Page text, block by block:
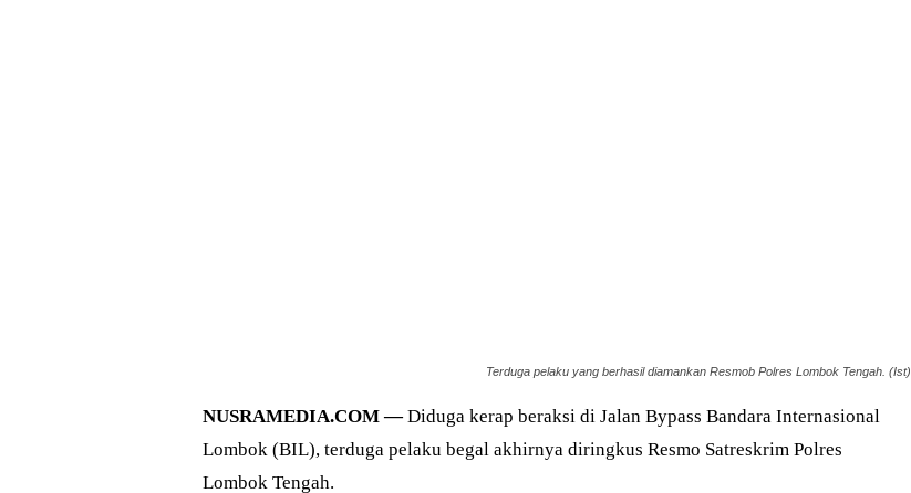
Terduga pelaku yang berhasil diamankan Resmob Polres Lombok Tengah. (Ist)
NUSRAMEDIA.COM —Diduga kerap beraksi di Jalan Bypass Bandara Internasional
Lombok (BIL), terduga pelaku begal akhirnya diringkus Resmo Satreskrim Polres
Lombok Tengah.